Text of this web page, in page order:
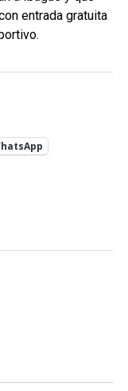
entrada gratuita